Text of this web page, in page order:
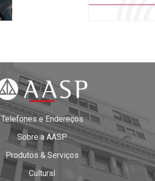
Telefones e Endereços
Sobre a AASP
Produtos & Serviços
Cultural